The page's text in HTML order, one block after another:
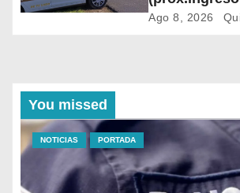
motociclistas
Ago 8, 2026
You missed
NOTICIAS PORTADA